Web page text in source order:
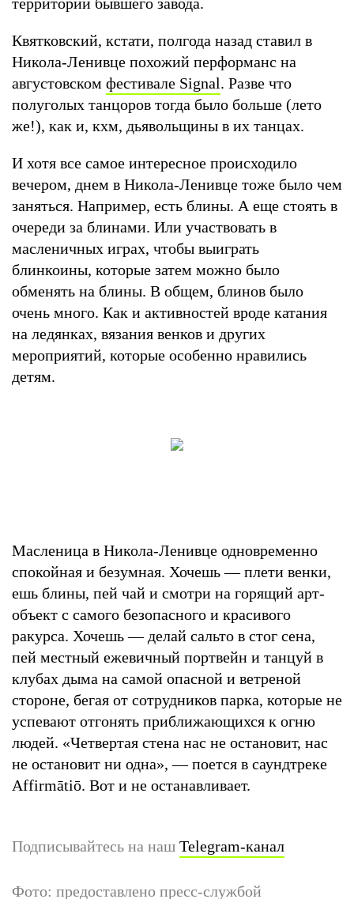
Квятковский, кстати, полгода назад ставил в
Никола-Ленивце похожий перформанс на
августовском фестивале Signal. Разве что
полуголых танцоров тогда было больше (лето
же!), как и, кхм, дьявольщины в их танцах.
И хотя все самое интересное происходило
вечером, днем в Никола-Ленивце тоже было чем
заняться. Например, есть блины. А еще стоять в
очереди за блинами. Или участвовать в
масленичных играх, чтобы выиграть
блинкоины, которые затем можно было
обменять на блины. В общем, блинов было
очень много. Как и активностей вроде катания
на ледянках, вязания венков и других
мероприятий, которые особенно нравились
детям.
Масленица в Никола-Ленивце одновременно
спокойная и безумная. Хочешь — плети венки,
ешь блины, пей чай и смотри на горящий арт-
объект с самого безопасного и красивого
ракурса. Хочешь — делай сальто в стог сена,
пей местный ежевичный портвейн и танцуй в
клубах дыма на самой опасной и ветреной
стороне, бегая от сотрудников парка, которые не
успевают отгонять приближающихся к огню
людей. «Четвертая стена нас не остановит, нас
не остановит ни одна», — поется в саундтреке
Affirmātiō. Вот и не останавливает.
Подписывайтесь на наш Telegram-канал
Фото: предоставлено пресс-службой